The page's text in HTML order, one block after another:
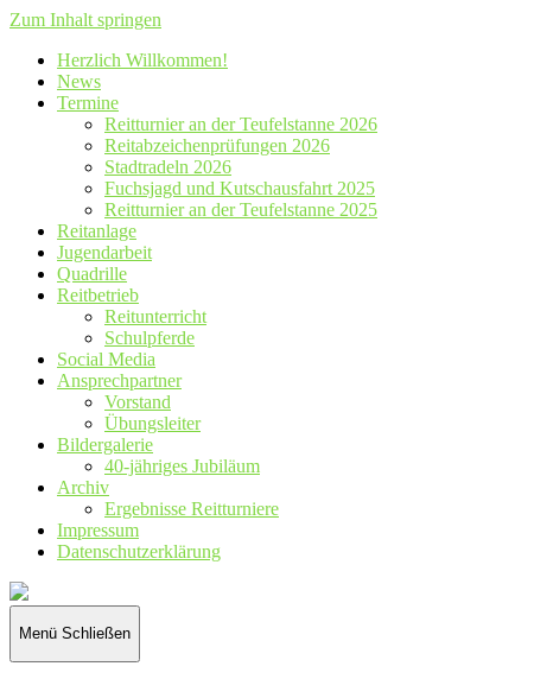
Zum Inhalt springen
Herzlich Willkommen!
News
Termine
Reitturnier an der Teufelstanne 2026
Reitabzeichenprüfungen 2026
Stadtradeln 2026
Fuchsjagd und Kutschausfahrt 2025
Reitturnier an der Teufelstanne 2025
Reitanlage
Jugendarbeit
Quadrille
Reitbetrieb
Reitunterricht
Schulpferde
Social Media
Ansprechpartner
Vorstand
Übungsleiter
Bildergalerie
40-jähriges Jubiläum
Archiv
Ergebnisse Reitturniere
Impressum
Datenschutz­erklärung
Reiterverein
St.
Hubertus
Menü Schließen